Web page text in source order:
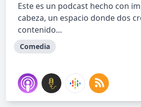
Este es un podcast hecho con
cabeza, un espacio donde dos
contenido...
Comedia